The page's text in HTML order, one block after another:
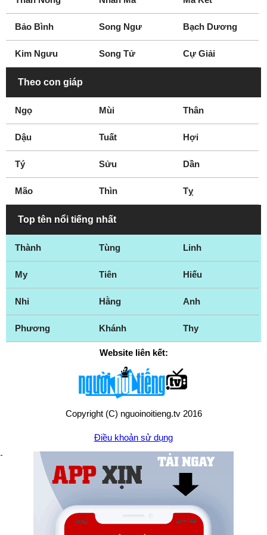
Bảo Bình Song Ngư Bạch Dương
Kim Ngưu Song Tử Cự Giải
Theo con giáp
Ngọ Mùi Thân
Dậu Tuất Hợi
Tý Sửu Dần
Mão Thìn Tỵ
Top tên nổi tiếng nhất
Thành Tùng Linh
My Tiên Hiếu
Nhi Hằng Anh
Phương Khánh Thy
Website liên kết:
Copyright (C) nguoinoitieng.tv 2016
Điều khoản sử dụng